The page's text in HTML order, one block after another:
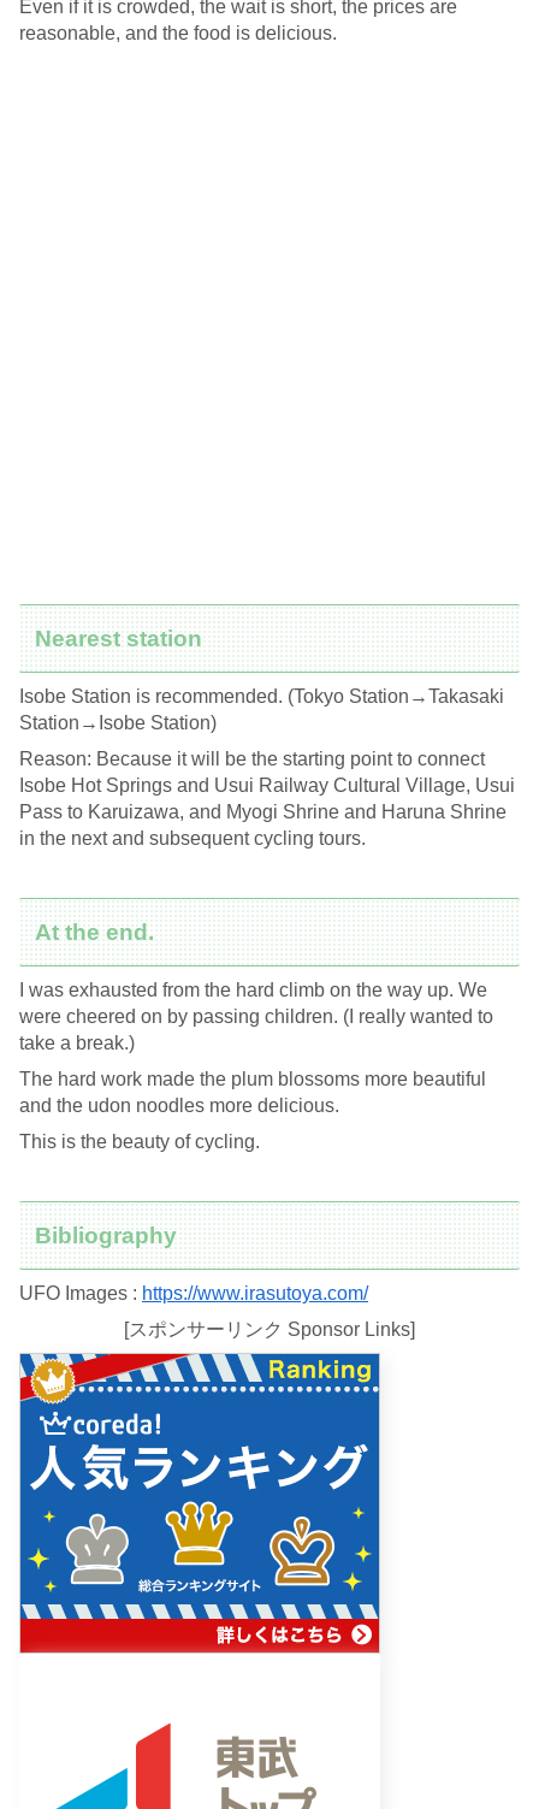
Even if it is crowded, the wait is short, the prices are
reasonable, and the food is delicious.
Nearest station
Isobe Station is recommended. (Tokyo Station→Takasaki
Station→Isobe Station)
Reason: Because it will be the starting point to connect
Isobe Hot Springs and Usui Railway Cultural Village, Usui
Pass to Karuizawa, and Myogi Shrine and Haruna Shrine
in the next and subsequent cycling tours.
At the end.
I was exhausted from the hard climb on the way up. We
were cheered on by passing children. (I really wanted to
take a break.)
The hard work made the plum blossoms more beautiful
and the udon noodles more delicious.
This is the beauty of cycling.
Bibliography
UFO Images : https://www.irasutoya.com/
[スポンサーリンク Sponsor Links]